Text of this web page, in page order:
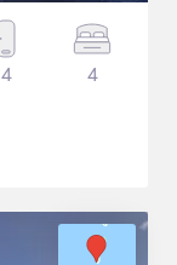
4 4